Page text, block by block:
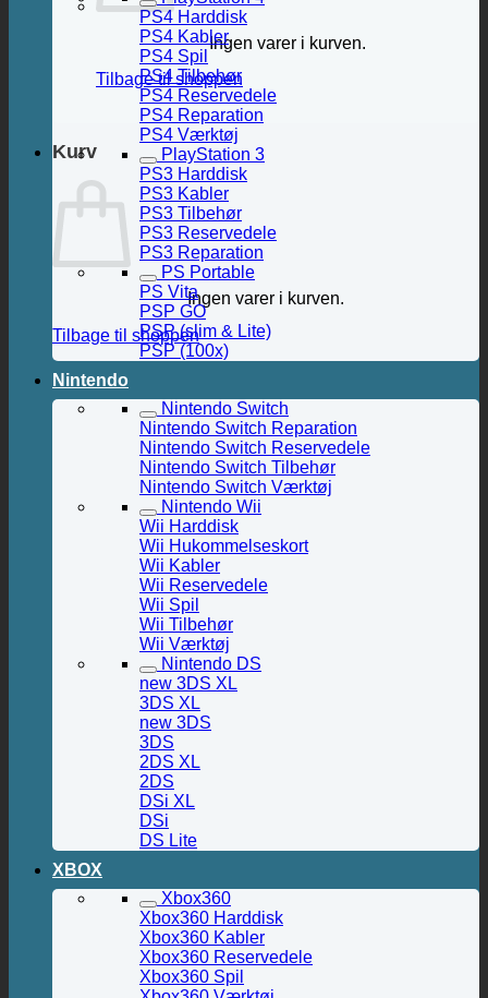
Ingen varer i kurven.
Tilbage til shoppen
Kurv
Ingen varer i kurven.
Tilbage til shoppen
PS4 Harddisk
PS4 Kabler
PS4 Spil
PS4 Tilbehør
PS4 Reservedele
PS4 Reparation
PS4 Værktøj
PlayStation 3
PS3 Harddisk
PS3 Kabler
PS3 Tilbehør
PS3 Reservedele
PS3 Reparation
PS Portable
PS Vita
PSP GO
PSP (slim & Lite)
PSP (100x)
Nintendo
Nintendo Switch
Nintendo Switch Reparation
Nintendo Switch Reservedele
Nintendo Switch Tilbehør
Nintendo Switch Værktøj
Nintendo Wii
Wii Harddisk
Wii Hukommelseskort
Wii Kabler
Wii Reservedele
Wii Spil
Wii Tilbehør
Wii Værktøj
Nintendo DS
new 3DS XL
3DS XL
new 3DS
3DS
2DS XL
2DS
DSi XL
DSi
DS Lite
XBOX
Xbox360
Xbox360 Harddisk
Xbox360 Kabler
Xbox360 Reservedele
Xbox360 Spil